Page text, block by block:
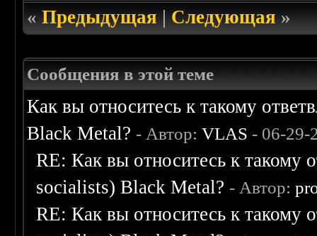
«Предыдущая|Следующая»
Сообщения в этой теме
Как вы относитесь к такому
Black Metal? - Автор:VLAS - 06-29-
RE: Как вы относитесь к такому
socialists) Black Metal? - Автор:
RE: Как вы относитесь к такому